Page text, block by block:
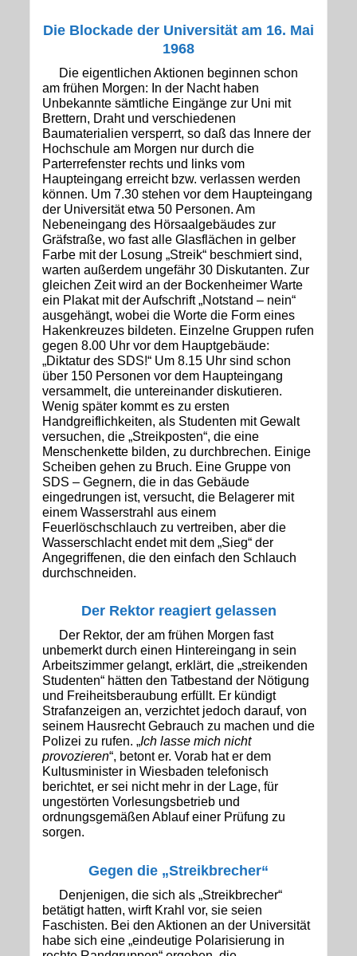
Die Blockade der Universität am 16. Mai
1968
Die eigentlichen Aktionen beginnen schon
am frühen Morgen: In der Nacht haben
Unbekannte sämtliche Eingänge zur Uni mit
Brettern, Draht und verschiedenen
Baumaterialien versperrt, so daß das Innere der
Hochschule am Morgen nur durch die
Parterrefenster rechts und links vom
Haupteingang erreicht bzw. verlassen werden
können. Um 7.30 stehen vor dem Haupteingang
der Universität etwa 50 Personen. Am
Nebeneingang des Hörsaalgebäudes zur
Gräfstraße, wo fast alle Glasflächen in gelber
Farbe mit der Losung „Streik“ beschmiert sind,
warten außerdem ungefähr 30 Diskutanten. Zur
gleichen Zeit wird an der Bockenheimer Warte
ein Plakat mit der Aufschrift „Notstand – nein“
ausgehängt, wobei die Worte die Form eines
Hakenkreuzes bildeten. Einzelne Gruppen rufen
gegen 8.00 Uhr vor dem Hauptgebäude:
„Diktatur des SDS!“ Um 8.15 Uhr sind schon
über 150 Personen vor dem Haupteingang
versammelt, die untereinander diskutieren.
Wenig später kommt es zu ersten
Handgreiflichkeiten, als Studenten mit Gewalt
versuchen, die „Streikposten“, die eine
Menschenkette bilden, zu durchbrechen. Einige
Scheiben gehen zu Bruch. Eine Gruppe von
SDS – Gegnern, die in das Gebäude
eingedrungen ist, versucht, die Belagerer mit
einem Wasserstrahl aus einem
Feuerlöschschlauch zu vertreiben, aber die
Wasserschlacht endet mit dem „Sieg“ der
Angegriffenen, die den einfach den Schlauch
durchschneiden.
Der Rektor reagiertgelassen
Der Rektor, der am frühen Morgen fast
unbemerkt durch einen Hintereingang in sein
Arbeitszimmer gelangt, erklärt, die „streikenden
Studenten“ hätten den Tatbestand der Nötigung
und Freiheitsberaubung erfüllt. Er kündigt
Strafanzeigen an, verzichtet jedoch darauf, von
seinem Hausrecht Gebrauch zu machen und die
Polizei zu rufen. „Ich lasse mich nicht
provozieren“, betont er. Vorab hat er dem
Kultusminister in Wiesbaden telefonisch
berichtet, er sei nicht mehr in der Lage, für
ungestörten Vorlesungsbetrieb und
ordnungsgemäßen Ablauf einer Prüfung zu
sorgen.
Gegen die „Streikbrecher“
Denjenigen, die sich als „Streikbrecher“
betätigt hatten, wirft Krahl vor, sie seien
Faschisten. Bei den Aktionen an der Universität
habe sich eine „eindeutige Polarisierung in